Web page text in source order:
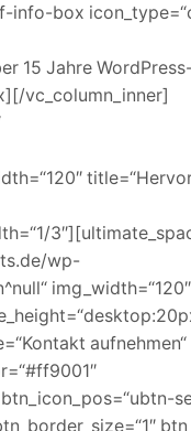
info-box
15 Jahre
vc_column_inner]
wp-
img_width=“120″
aufnehmen“